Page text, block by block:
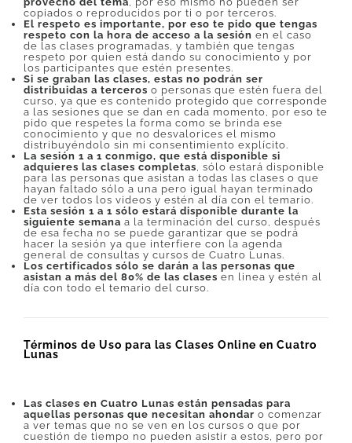
copiados o reproducidos por ti o por terceros.
El respeto es importante, por eso te pido que tengas
respeto con la hora de acceso a la sesión en el caso
de las clases programadas, y también que tengas
respeto por quien está dando su conocimiento y por
los participantes que estén presentes.
Si se graban las clases, estas no podrán ser
distribuidas a terceros o personas que estén fuera del
curso, ya que es contenido protegido que corresponde
a las sesiones que se dan en cada momento, por eso te
pido que respetes la forma como se brinda ese
conocimiento y que no desvalorices el mismo
distribuyéndolo sin mi consentimiento explícito.
La sesión 1 a 1 conmigo, que está disponible si
adquieres las clases completas, sólo estará disponible
para las personas que asistan a todas las clases o que
hayan faltado sólo a una pero igual hayan terminado
de ver todos los videos y estén al día con el temario.
Esta sesión 1 a 1 sólo estará disponible durante la
siguiente semana a la terminación del curso, después
de esa fecha no se puede garantizar que se podrá
hacer la sesión ya que interfiere con la agenda
general de consultas y cursos de Cuatro Lunas.
Los certificados sólo se darán a las personas que
asistan a más del 80% de las clases en linea y estén al
día con todo el temario del curso.
Términos de Uso para las Clases Online en Cuatro
Lunas
Las clases en Cuatro Lunas están pensadas para
aquellas personas que necesitan ahondar o comenzar
a ver temas que no se ven en los cursos o que por
cuestión de tiempo no pueden asistir a estos, pero por